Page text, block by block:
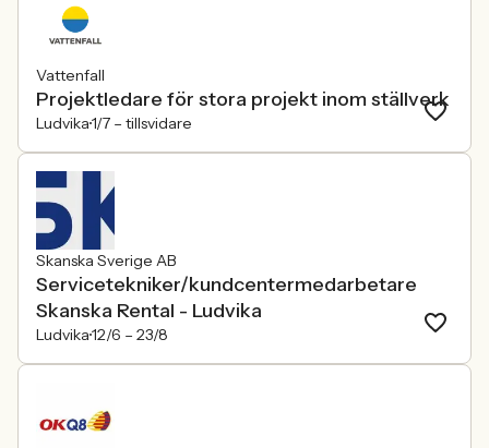
Vattenfall
Projektledare för stora projekt inom ställverk
Ludvika1/7 – tillsvidare
Skanska Sverige AB
Servicetekniker/kundcentermedarbetare
Skanska Rental - Ludvika
Ludvika12/6 – 23/8